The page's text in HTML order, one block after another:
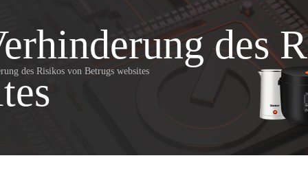
Reiskocher Elektrischer Topf
FAQ
des Risikos von Betrugs websites
des